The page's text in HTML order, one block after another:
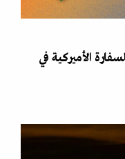
الأميركية في